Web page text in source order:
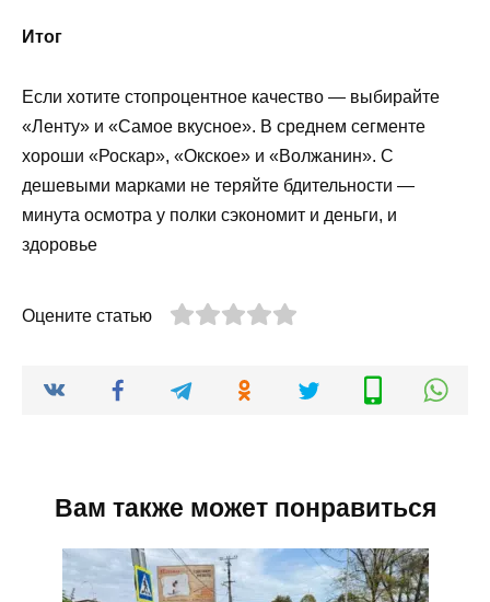
Итог
Если хотите стопроцентное качество — выбирайте
«Ленту» и «Самое вкусное». В среднем сегменте
хороши «Роскар», «Окское» и «Волжанин». С
дешевыми марками не теряйте бдительности —
минута осмотра у полки сэкономит и деньги, и
здоровье
Оцените статью
Вам также может понравиться